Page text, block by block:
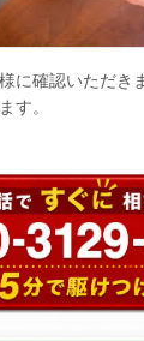
に確認いただき
す。